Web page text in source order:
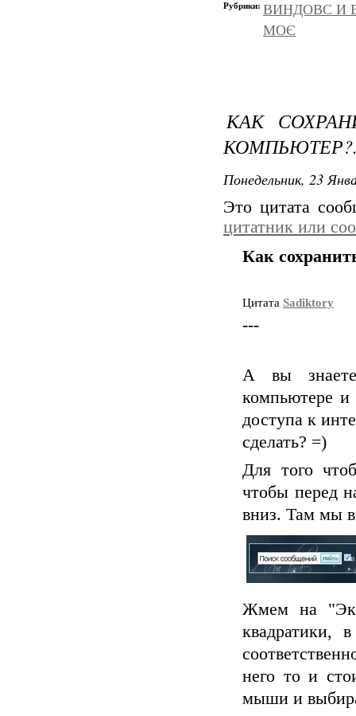
Рубрики: ВИНДОВС И
МОЄ
КАК
Понедельник, 23
Это цитата
цитатник или
Как
Цитата Sadiktory
---
А вы
компьютере и
доступа к
сделать? =)
Для того
чтобы перед
вниз. Там мы
Жмем на
квадратики,
него то и
мыши и